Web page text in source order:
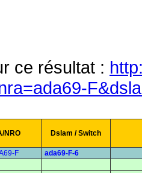
ce résultat :
NRO Dslam / Switch
F ada69-F-6